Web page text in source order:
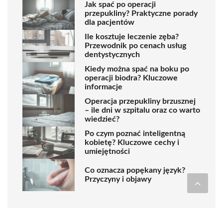
Jak spać po operacji
przepukliny? Praktyczne porady
dla pacjentów
Ile kosztuje leczenie zęba?
Przewodnik po cenach usług
dentystycznych
Kiedy można spać na boku po
operacji biodra? Kluczowe
informacje
Operacja przepukliny brzusznej
– ile dni w szpitalu oraz co warto
wiedzieć?
Po czym poznać inteligentną
kobietę? Kluczowe cechy i
umiejętności
Co oznacza popękany język?
Przyczyny i objawy